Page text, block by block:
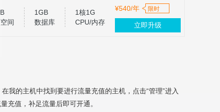
间
1GB
数据库
1核1G
CPU/内存
¥540/年 限时
立即升级
在我的主机中找到要进行流量充值的主机，点击“管理”进入
充值，补足流量后即可开通。